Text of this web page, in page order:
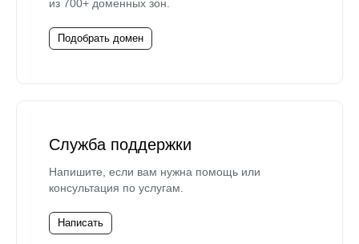
из 700+ доменных зон.
Подобрать домен
Служба поддержки
Напишите, если вам нужна помощь или
консультация по услугам.
Написать